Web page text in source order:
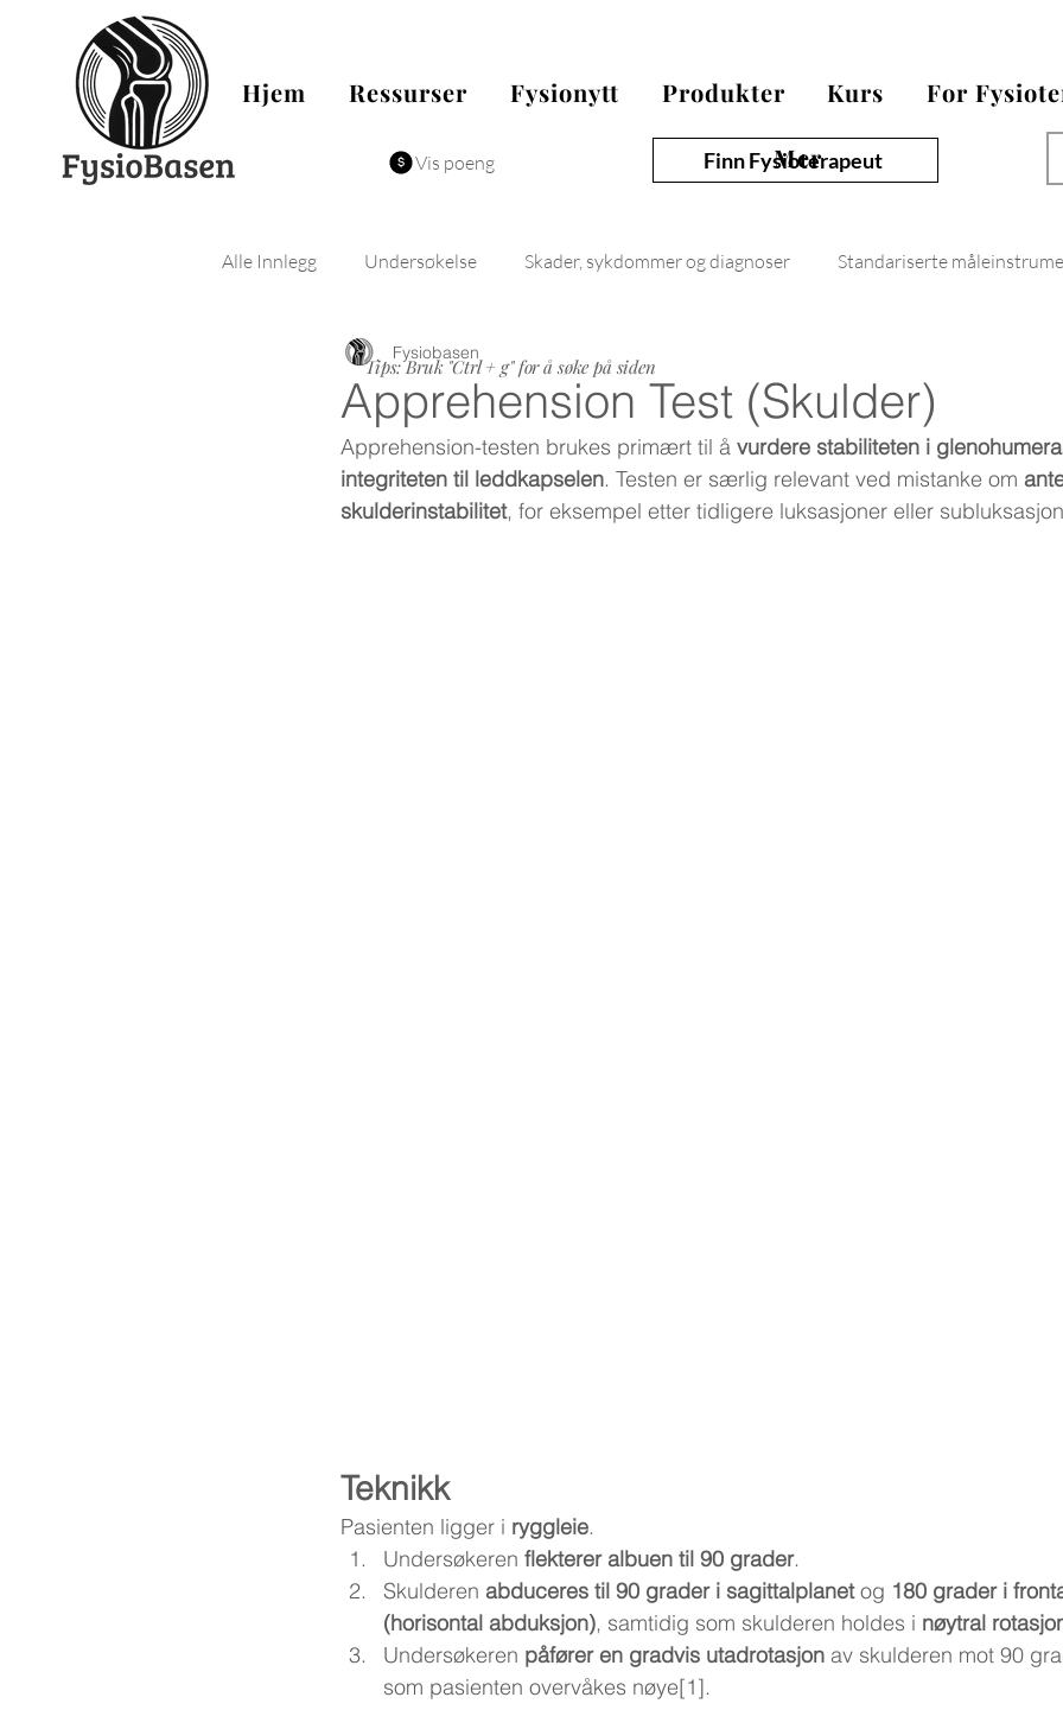
Vis poeng Finn Fysioterapeut
Hjem Ressurser Fysionytt Produkter Kurs For
Mer
Alle Innlegg Undersøkelse Skader, sykdommer og diagnoser Standariserte
Biomekanikk Fysionytt
Apprehension Test (Skulder)
Fysiobasen
Apprehension-testen brukes primært til å vurdere stabiliteten i
integriteten til leddkapselen. Testen er særlig relevant ved mistanke om
skulderinstabilitet, for eksempel etter tidligere luksasjoner eller
Teknikk
Pasienten ligger i ryggleie.
Undersøkeren flekterer albuen til 90 grader.
Skulderen abduceres til 90 grader i sagittalplanet og 180 grader i
(horisontal abduksjon), samtidig som skulderen holdes i nøytral
Undersøkeren påfører en gradvis utadrotasjon av skulderen mot 90
som pasienten overvåkes nøye[1].
Tips: Bruk "Ctrl + g" for å søke på siden